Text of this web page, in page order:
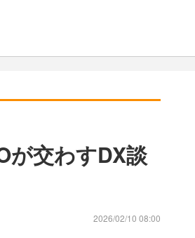
交わすDX談
2026/02/10 08:00